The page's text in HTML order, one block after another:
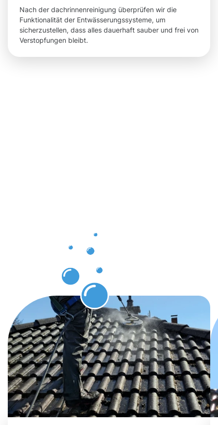
Nach der dachrinnenreinigung überprüfen wir die
Funktionalität der Entwässerungssysteme, um
sicherzustellen, dass alles dauerhaft sauber und frei von
Verstopfungen bleibt.